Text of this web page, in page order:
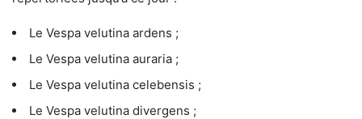
Le Vespa velutina ardens ;
Le Vespa velutina auraria ;
Le Vespa velutina celebensis ;
Le Vespa velutina divergens ;